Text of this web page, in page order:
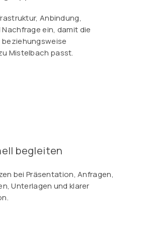
Anbindung,
ein, damit die
Mistelbach passt.
begleiten
bei Präsentation, Anfragen,
Unterlagen und klarer